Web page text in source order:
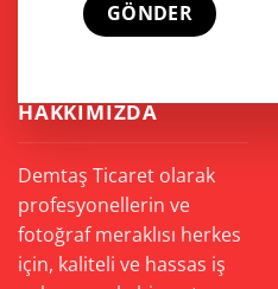
HAKKIMIZDA
Demtaş Ticaret olarak
profesyonellerin ve
fotoğraf meraklısı herkes
için, kaliteli ve hassas iş